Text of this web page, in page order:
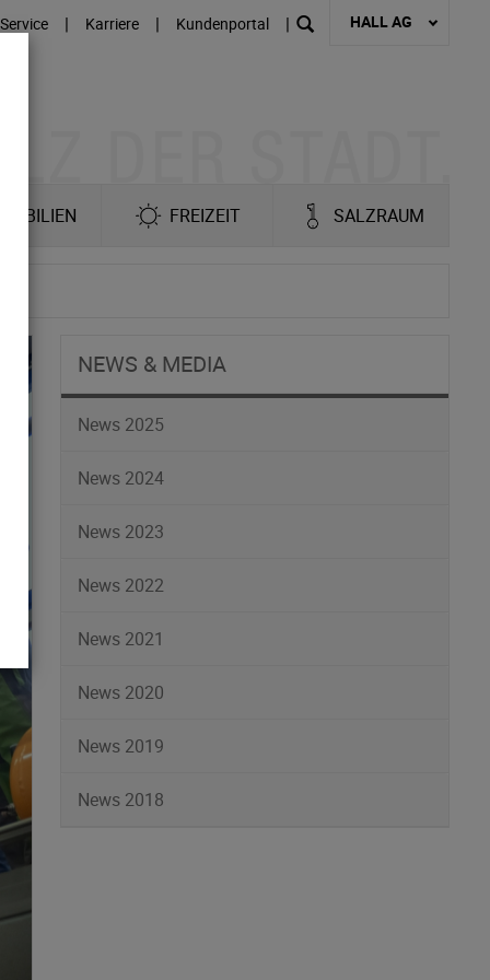
Service | Karriere | Kundenportal | HALL AG
FREIZEIT SALZRAUM
NEWS & MEDIA
News 2025
News 2024
News 2023
News 2022
News 2021
News 2020
News 2019
News 2018